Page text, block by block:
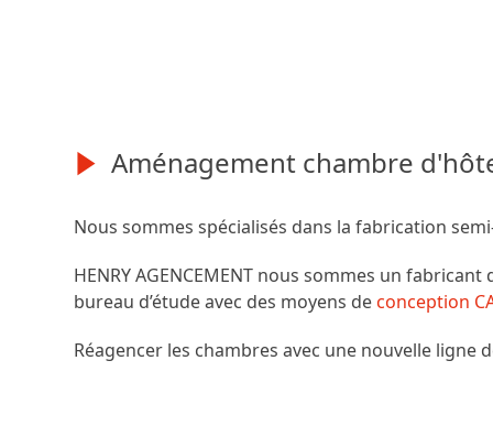
Aménagement chambre
Nous sommes spécialisés dans la fabrication
HENRY AGENCEMENT nous sommes un
bureau d’étude avec des moyens deconception
Réagencer les chambres avec une nouvelle ligne